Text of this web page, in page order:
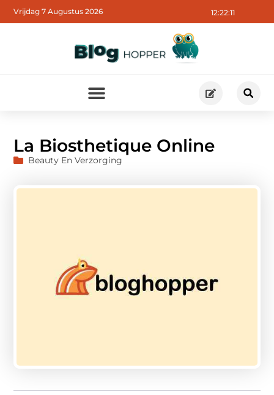
12:22:12
Vrijdag 7 Augustus 2026
La Biosthetique Online
Beauty En Verzorging